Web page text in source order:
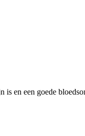
en een goede